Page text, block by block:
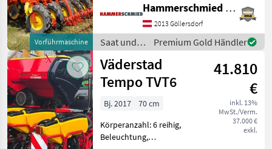
Vorführmaschine
Einscheibenschare,
Extrastriegel,
Fahrgassenschaltung,
Fahrwerk, hydr.
Saatmengenverstellung,
hydr. Schardruc
Hammerschmied GmbH
2013 Göllersdorf
Saat und
Pflege /
Väderstad
Premium Gold Händler
Väderstad
Tempo TVT6
41.810
€
inkl. 13%
MwSt./Verm.
37.000 €
exkl.
Bj. 2017
70 cm
Körperanzahl: 6 reihig,
Beleuchtung,